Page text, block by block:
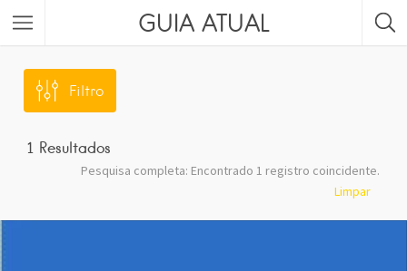
GUIA ATUAL
Filtro
1 Resultados
Pesquisa completa: Encontrado 1 registro coincidente.
Limpar